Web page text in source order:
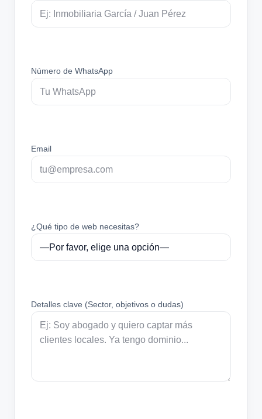
Número de WhatsApp
Email
¿Qué tipo de web necesitas?
Detalles clave (Sector, objetivos o dudas)